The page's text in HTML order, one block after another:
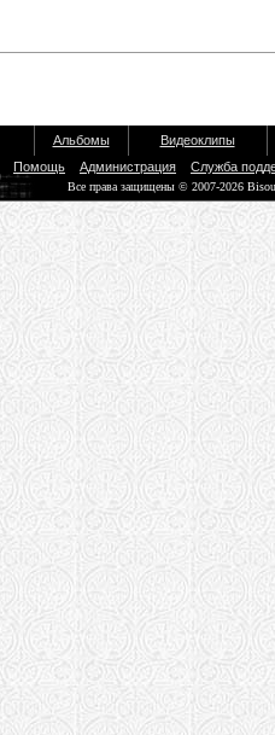
Альбомы
Видеоклипы
Помощь Администрация Служба
Все права защищены © 2007-2026